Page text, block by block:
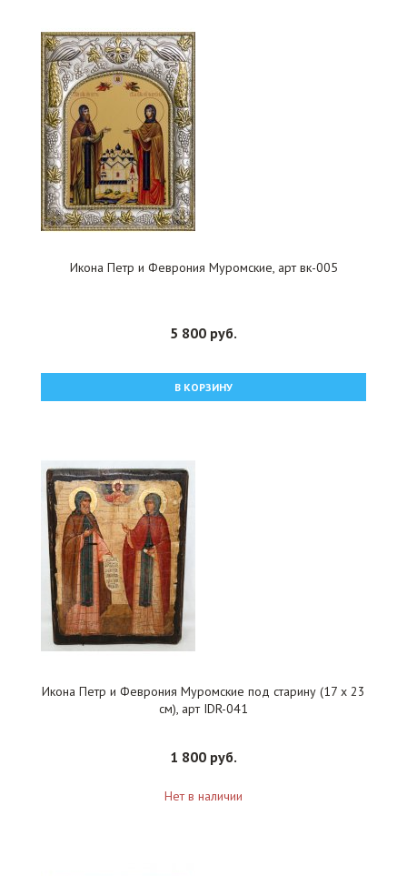
Икона Петр и Феврония Муромские, арт вк-005
5 800 руб.
В КОРЗИНУ
Икона Петр и Феврония Муромские под старину (17 х 23
см), арт IDR-041
1 800 руб.
Нет в наличии